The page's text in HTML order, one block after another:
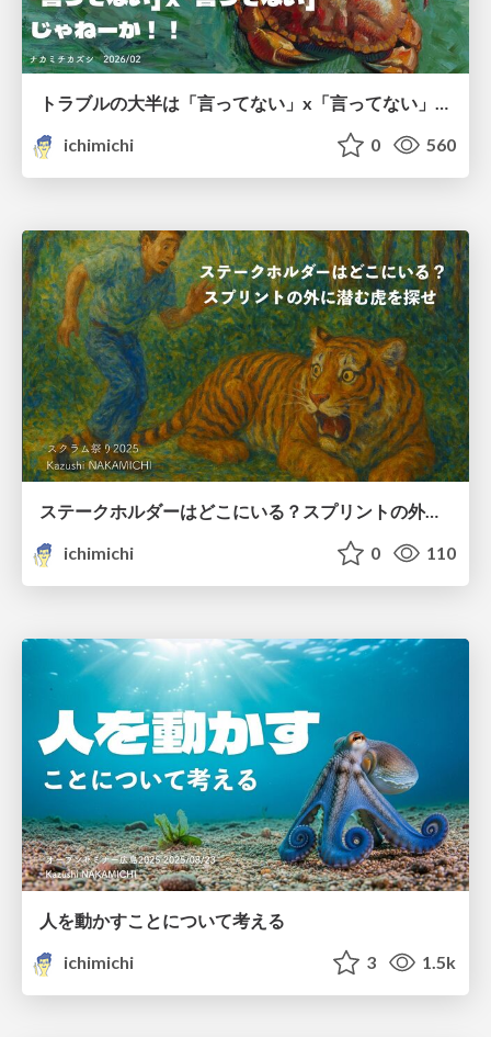
トラブルの大半は「言ってない」x「言ってない」じゃねーか！！
ichimichi
0 560
ステークホルダーはどこにいる？スプリントの外に潜む虎を探せ
ichimichi
0 110
人を動かすことについて考える
ichimichi
3 1.5k